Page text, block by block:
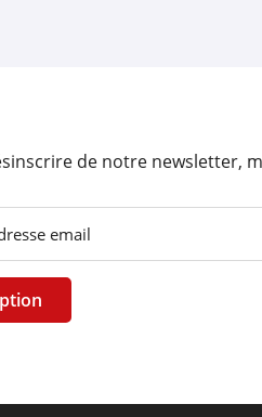
de notre newsletter,
email